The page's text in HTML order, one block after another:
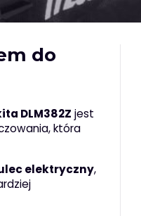
do
DLM382Z jest
która
elektryczny,